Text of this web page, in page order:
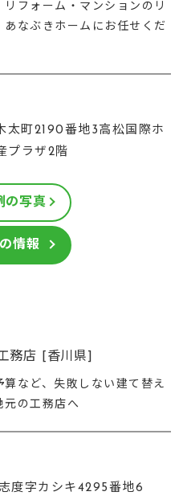
フォーム・マンションのリ
なぶきホームにお任せくだ
町2190番地3高松国際ホ
プラザ2階
の写真
情報
務店 [香川県]
など、失敗しない建て替え
元の工務店へ
度字カシキ4295番地6